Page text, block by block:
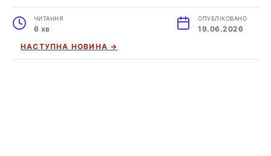
ЧИТАННЯ
6 хв
ОПУБЛІКОВАНО
19.06.2026
НАСТУПНА НОВИНА →